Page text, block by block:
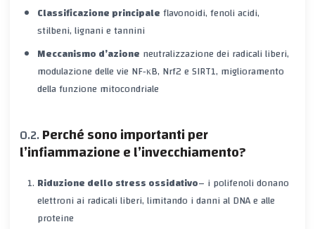
Classificazione principaleflavonoidi, fenoli acidi,
stilbeni, lignani e tannini
Meccanismo d’azione neutralizzazione dei radicali liberi,
modulazione delle vie NF‑κB, Nrf2 e SIRT1, miglioramento
della funzione mitocondriale
Perché sono importanti per
l’infiammazione e l’invecchiamento?
Riduzione dello stress ossidativo– i polifenoli donano
elettroni ai radicali liberi, limitando i danni al DNA e alle
proteine